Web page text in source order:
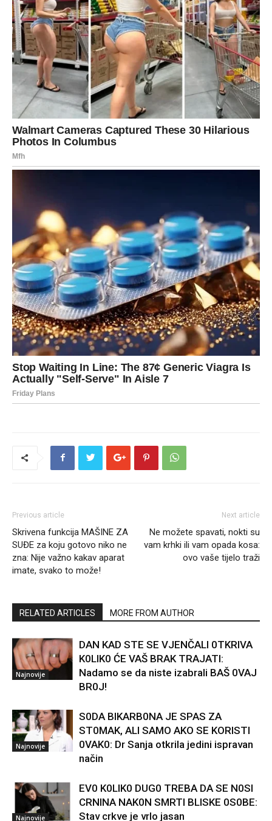
Previous article
Skrivena funkcija MAŠINE ZA
SUĐE za koju gotovo niko ne
zna: Nije važno kakav aparat
imate, svako to može!
Next article
Ne možete spavati, nokti su
vam krhki ili vam opada kosa:
ovo vaše tijelo traži
RELATED ARTICLES MORE FROM AUTHOR
Najnovije
DAN KAD STE SE VJENČALI 0TKRIVA
K0LIK0 ĆE VAŠ BRAK TRAJATI:
Nadamo se da niste izabrali BAŠ 0VAJ
BR0J!
Najnovije
S0DA BIKARB0NA JE SPAS ZA
ST0MAK, ALI SAMO AKO SE KORISTI
0VAK0: Dr Sanja otkrila jedini ispravan
način
Najnovije
EV0 K0LIK0 DUG0 TREBA DA SE N0SI
CRNINA NAK0N SMRTI BLISKE 0S0BE:
Stav crkve je vrlo jasan